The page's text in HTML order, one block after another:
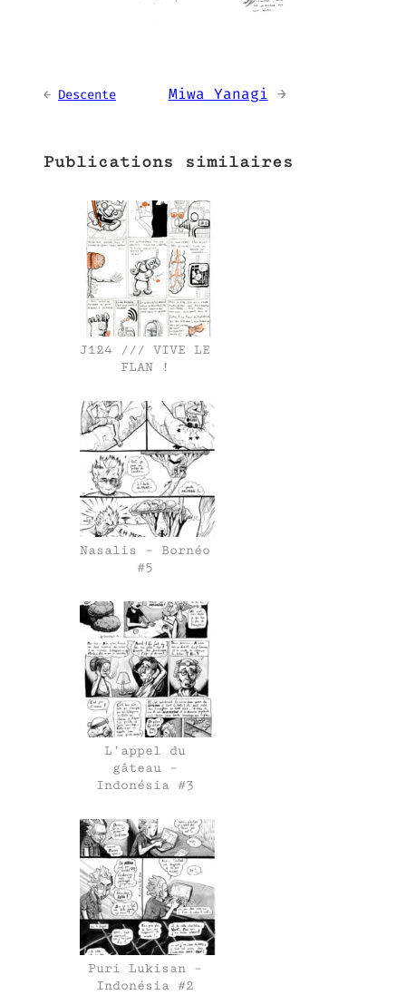
← Descente Miwa Yanagi →
Publications similaires
J124 /// VIVE LE
FLAN !
Nasalis – Bornéo
#5
L’appel du
gâteau –
Indonésia #3
Puri Lukisan –
Indonésia #2